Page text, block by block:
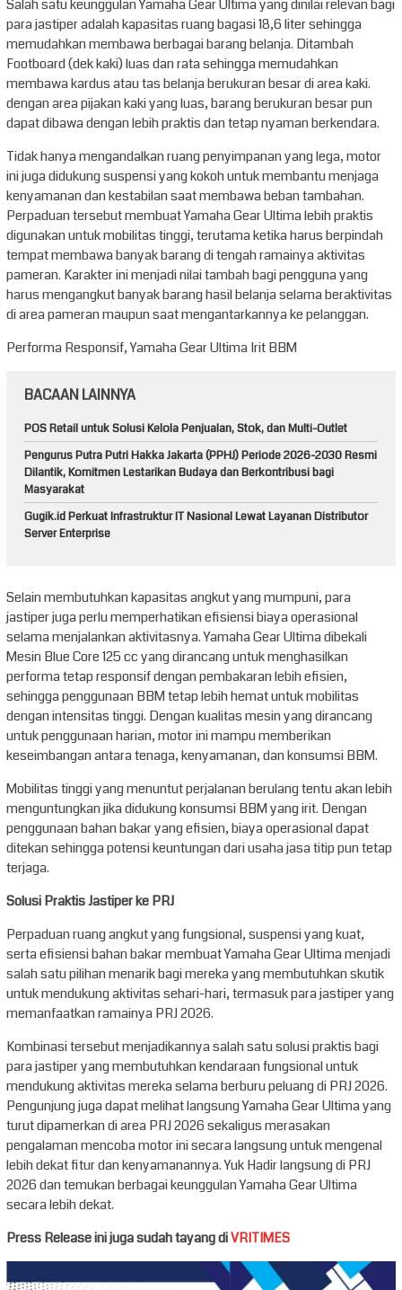
Salah satu keunggulan Yamaha Gear Ultima yang dinilai relevan bagi
para jastiper adalah kapasitas ruang bagasi 18,6 liter sehingga
memudahkan membawa berbagai barang belanja. Ditambah
Footboard (dek kaki) luas dan rata sehingga memudahkan
membawa kardus atau tas belanja berukuran besar di area kaki.
dengan area pijakan kaki yang luas, barang berukuran besar pun
dapat dibawa dengan lebih praktis dan tetap nyaman berkendara.
Tidak hanya mengandalkan ruang penyimpanan yang lega, motor
ini juga didukung suspensi yang kokoh untuk membantu menjaga
kenyamanan dan kestabilan saat membawa beban tambahan.
Perpaduan tersebut membuat Yamaha Gear Ultima lebih praktis
digunakan untuk mobilitas tinggi, terutama ketika harus berpindah
tempat membawa banyak barang di tengah ramainya aktivitas
pameran. Karakter ini menjadi nilai tambah bagi pengguna yang
harus mengangkut banyak barang hasil belanja selama beraktivitas
di area pameran maupun saat mengantarkannya ke pelanggan.
Performa Responsif, Yamaha Gear Ultima Irit BBM
BACAAN LAINNYA
POS Retail untuk Solusi Kelola Penjualan, Stok, dan Multi-Outlet
Pengurus Putra Putri Hakka Jakarta (PPHJ) Periode 2026-2030 Resmi
Dilantik, Komitmen Lestarikan Budaya dan Berkontribusi bagi
Masyarakat
Gugik.id Perkuat Infrastruktur IT Nasional Lewat Layanan Distributor
Server Enterprise
Selain membutuhkan kapasitas angkut yang mumpuni, para
jastiper juga perlu memperhatikan efisiensi biaya operasional
selama menjalankan aktivitasnya. Yamaha Gear Ultima dibekali
Mesin Blue Core 125 cc yang dirancang untuk menghasilkan
performa tetap responsif dengan pembakaran lebih efisien,
sehingga penggunaan BBM tetap lebih hemat untuk mobilitas
dengan intensitas tinggi. Dengan kualitas mesin yang dirancang
untuk penggunaan harian, motor ini mampu memberikan
keseimbangan antara tenaga, kenyamanan, dan konsumsi BBM.
Mobilitas tinggi yang menuntut perjalanan berulang tentu akan lebih
menguntungkan jika didukung konsumsi BBM yang irit. Dengan
penggunaan bahan bakar yang efisien, biaya operasional dapat
ditekan sehingga potensi keuntungan dari usaha jasa titip pun tetap
terjaga.
Solusi Praktis Jastiper ke PRJ
Perpaduan ruang angkut yang fungsional, suspensi yang kuat,
serta efisiensi bahan bakar membuat Yamaha Gear Ultima menjadi
salah satu pilihan menarik bagi mereka yang membutuhkan skutik
untuk mendukung aktivitas sehari-hari, termasuk para jastiper yang
memanfaatkan ramainya PRJ 2026.
Kombinasi tersebut menjadikannya salah satu solusi praktis bagi
para jastiper yang membutuhkan kendaraan fungsional untuk
mendukung aktivitas mereka selama berburu peluang di PRJ 2026.
Pengunjung juga dapat melihat langsung Yamaha Gear Ultima yang
turut dipamerkan di area PRJ 2026 sekaligus merasakan
pengalaman mencoba motor ini secara langsung untuk mengenal
lebih dekat fitur dan kenyamanannya. Yuk Hadir langsung di PRJ
2026 dan temukan berbagai keunggulan Yamaha Gear Ultima
secara lebih dekat.
Press Release ini juga sudah tayang diVRITIMES